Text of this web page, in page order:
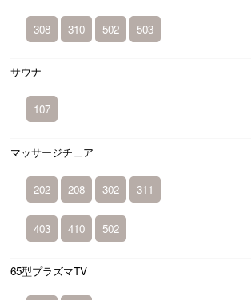
308 310 502 503
サウナ
107
マッサージチェア
202 208 302 311
403 410 502
65型プラズマTV